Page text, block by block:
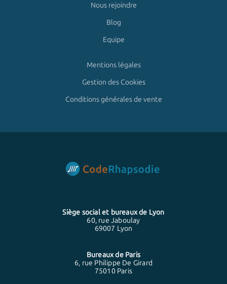
Nous rejoindre
Blog
Equipe
Mentions légales
Gestion des Cookies
Conditions générales de vente
Siège social et bureaux de Lyon
60, rue Jaboulay
69007 Lyon
Bureaux de Paris
6, rue Philippe De Girard
75010 Paris